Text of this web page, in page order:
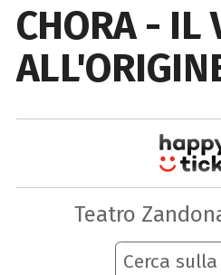
CHORA - IL
Teatro
Cerca